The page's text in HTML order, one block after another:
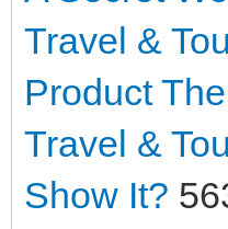
Travel &
Product
Travel &
Show It?